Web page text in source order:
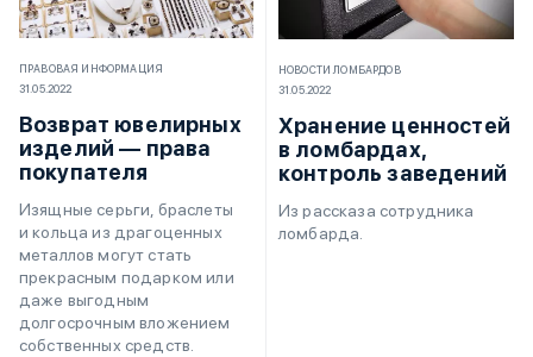
ПРАВОВАЯ ИНФОРМАЦИЯ
31.05.2022
Возврат ювелирных
изделий — права
покупателя
Изящные серьги, браслеты
и кольца из драгоценных
металлов могут стать
прекрасным подарком или
даже выгодным
долгосрочным вложением
собственных средств.
НОВОСТИ ЛОМБАРДОВ
31.05.2022
Хранение ценностей
в ломбардах,
контроль заведений
Из рассказа сотрудника
ломбарда.